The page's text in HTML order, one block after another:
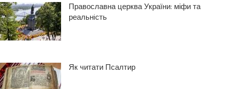
Православна церква України: міфи та
реальнiсть
Як читати Псалтир